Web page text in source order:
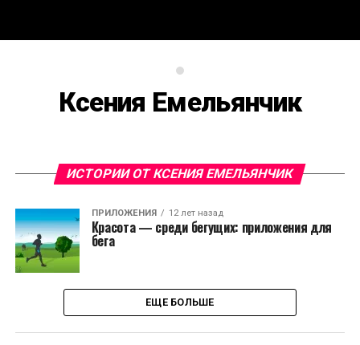
Ксения Емельянчик
ИСТОРИИ ОТ КСЕНИЯ ЕМЕЛЬЯНЧИК
ПРИЛОЖЕНИЯ 12 лет назад
Красота — среди бегущих: приложения для
бега
ЕЩЕ БОЛЬШЕ